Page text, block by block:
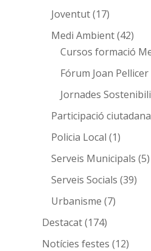
Joventut(17)
Medi Ambient(42)
Cursos formació
Fórum Joan Pellicer
Jornades
Participació ciutadana
Policia Local (1)
Serveis Municipals (5)
Serveis Socials (39)
Urbanisme (7)
Destacat(174)
Notícies festes (12)